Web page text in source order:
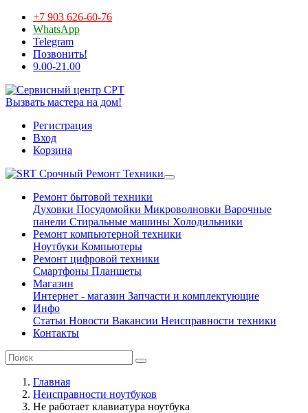
+7 903 626-60-76
WhatsApp
Telegram
Позвонить!
9.00-21.00
Вызвать мастера на дом!
Регистрация
Вход
Корзина
Срочный Ремонт Техники
Ремонт бытовой техники
Духовки Посудомойки Микроволновки Варочные
панели Стиральные машины Холодильники
Ремонт компьютерной техники
Ноутбуки Компьютеры
Ремонт цифровой техники
Смартфоны Планшеты
Магазин
Интернет - магазин Запчасти и комплектующие
Инфо
Статьи Новости Вакансии Неисправности техники
Контакты
Главная
Неисправности ноутбуков
Не работает клавиатура ноутбука